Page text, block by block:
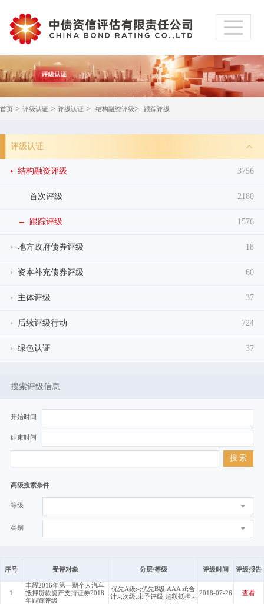
首页 > 评级认证 > 评级认证 > 结构融资评级> 跟踪评级
评级认证
结构融资评级 3756
首次评级 2180
跟踪评级 1576
地方政府债券评级 18
资本补充债券评级 60
主体评级 37
后续评级行动 724
绿色认证 37
搜索评级信息
开始时间
结束时间
搜 索
高级搜索条件
等级
类别
序号 受评对象 分层/等级 评级时间 评级报告
1
丰耀2016年第一期个人汽车
抵押贷款资产支持证券2018
年跟踪评级
优先A级:-;优先B级:AAA sf;合
计:-;次级:未予评级;超额抵押:-; 2018-07-26 查看